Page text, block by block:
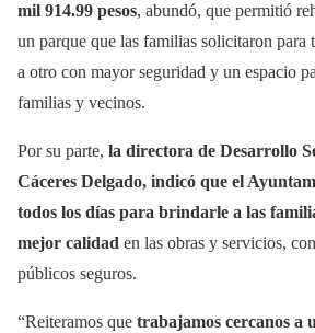
mil 914.99 pesos, abundó, que permitió
un parque que las familias solicitaron para
a otro con mayor seguridad y un espacio
familias y vecinos.
Por su parte, la directora de Desarrollo
Cáceres Delgado, indicó que el
todos los días para brindarle a las
mejor calidad en las obras y servicios,
públicos seguros.
“Reiteramos que trabajamos cercanos a